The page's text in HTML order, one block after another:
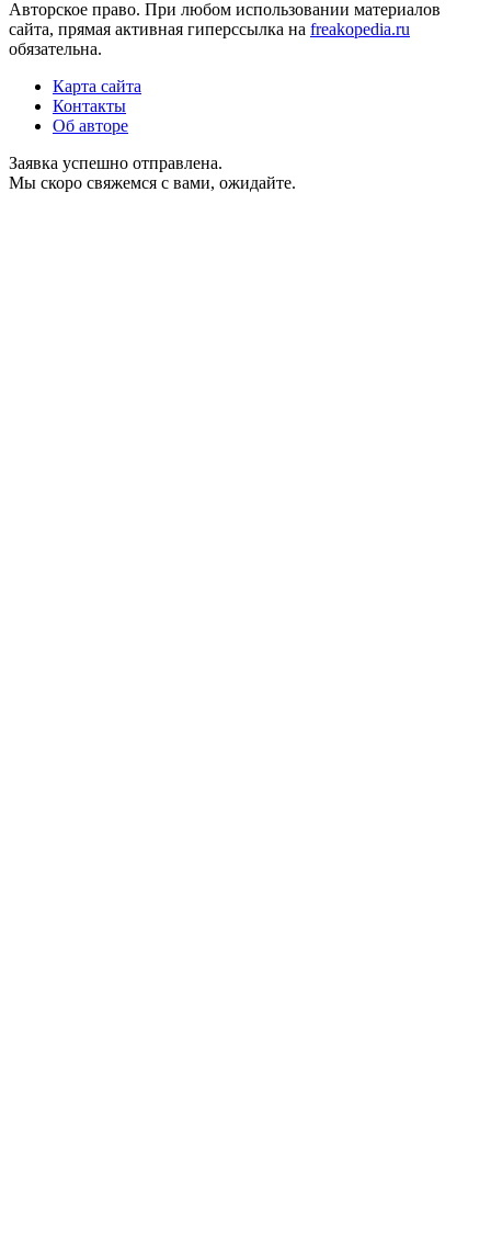
Авторское право. При любом использовании материалов
сайта, прямая активная гиперссылка на freakopedia.ru
обязательна.
Карта сайта
Контакты
Об авторе
Заявка успешно отправлена.
Мы скоро свяжемся с вами, ожидайте.